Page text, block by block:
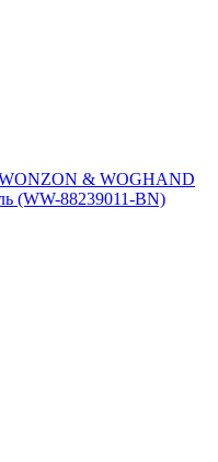
& WOGHAND
(WW-88239011-BN)